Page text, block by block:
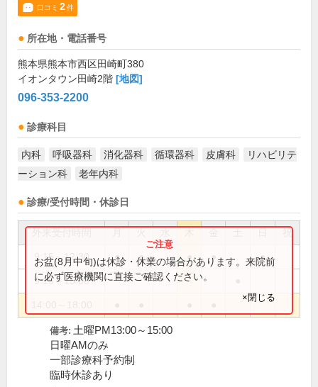
口コミ 2件
所在地・電話番号
熊本県熊本市西区田崎町380
イオンタウン田崎2階 [地図]
096-353-2200
診療科目
内科 呼吸器科 消化器科 循環器科 皮膚科
リハビリテ
ーション科
老年内科
診療/受付時間・休診日
祝
9:15～12:30 ● ● ● ● ●
9:15～15:00
お盆(8月中旬)は休診・休業の場合があります。来院前
に必ず医療機関に直接ご確認ください。
×閉じる
備考: 土曜PM13:00～15:00
日曜AMのみ
一部診療科予約制
臨時休診あり